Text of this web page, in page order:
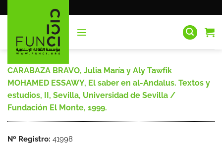
al
CARABAZA BRAVO, Julia María y Aly Tawfik
MOHAMED ESSAWY, El saber en al-Andalus. Textos y
estudios, II, Sevilla, Universidad de Sevilla /
Fundación El Monte, 1999.
Nº Registro: 41998